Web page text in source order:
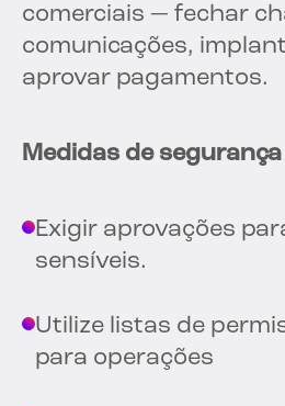
comerciais — fechar
comunicações,
aprovar pagamentos.
Medidas de
Exigir aprovações
sensíveis.
Utilize listas de
para operações